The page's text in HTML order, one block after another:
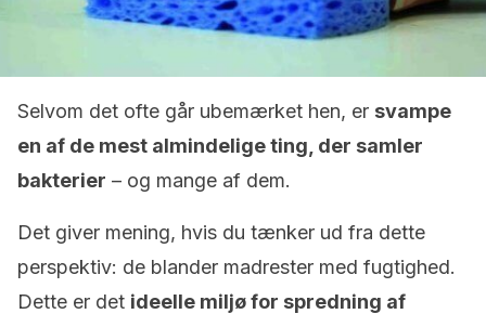
Selvom det ofte går ubemærket hen, er svampe
en af de mest almindelige ting, der samler
bakterier – og mange af dem.
Det giver mening, hvis du tænker ud fra dette
perspektiv: de blander madrester med fugtighed.
Dette er det ideelle miljø for spredning af